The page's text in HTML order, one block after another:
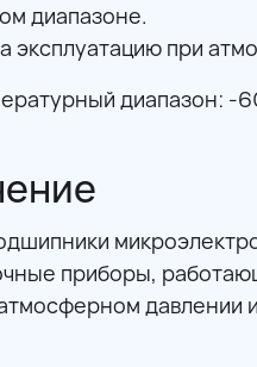
диапазоне.
эксплуатацию при
диапазон: -
приборы,